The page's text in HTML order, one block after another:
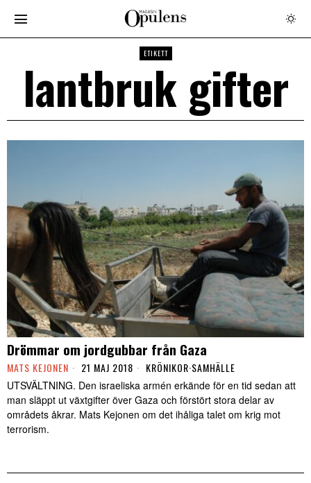
ETIKETT
lantbruk gifter
Drömmar om jordgubbar från Gaza
MATS KEJONEN 21 MAJ 2018 KRÖNIKOR·SAMHÄLLE
UTSVÄLTNING. Den israeliska armén erkände för en tid sedan att
man släppt ut växtgifter över Gaza och förstört stora delar av
områdets åkrar. Mats Kejonen om det ihåliga talet om krig mot
terrorism.